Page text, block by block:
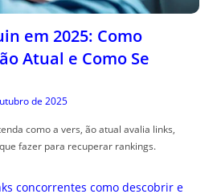
em 2025: Como
Atual e Como Se
de 2025
como a vers, ão atual avalia links,
fazer para recuperar rankings.